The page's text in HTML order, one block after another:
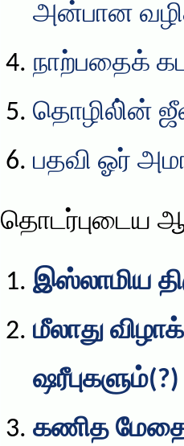
அன்பான
நாற்பதைக்
தொழிலி்ன்
பதவி ஓர்
தொடர்புடைய
இஸ்லாமிய
மீலாது
ஷரீபுகளும்(?)
கணித